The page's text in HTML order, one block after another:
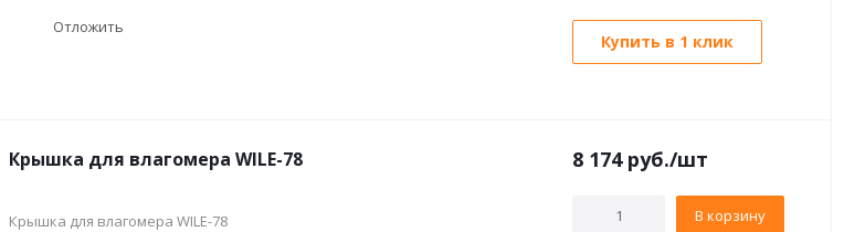
Отложить
Купить в 1 клик
Крышка для влагомера WILE-78
Крышка для влагомера WILE-78
8 174руб./шт
В корзину